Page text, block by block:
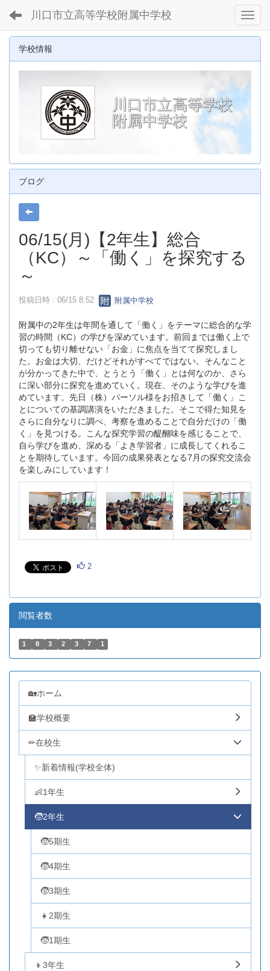
川口市立高等学校附属中学校
学校情報
川口市立高等学校
附属中学校
ブログ
06/15(月)【2年生】総合
（KC）～「働く」を探究する
～
投稿日時 : 06/15 8:52 附属中学校
附属中の2年生は年間を通して「働く」をテーマに総合的な学
習の時間（KC）の学びを深めています。前回までは働く上で
切っても切り離せない「お金」に焦点を当てて探究しまし
た。お金は大切、だけどそれがすべてではない。そんなこと
が分かってきた中で、とうとう「働く」とは何なのか、さら
に深い部分に探究を進めていく。現在、そのような学びを進
めています。先日（株）パーソル様をお招きして「働く」こ
とについての基調講演をいただきました。そこで得た知見を
さらに自分なりに調べ、考察を進めることで自分だけの「働
く」を見つける。こんな探究学習の醍醐味を感じることで、
自ら学びを進め、深める「よき学習者」に成長してくれるこ
とを期待しています。今回の成果発表となる7月の探究交流会
を楽しみにしています！
2
閲覧者数
1 8 3 2 3 7 1
🏡ホーム
🏫学校概要
✏在校生
✨新着情報(学校全体)
👶1年生
🧒2年生
🧒5期生
🧒4期生
🧒3期生
👧2期生
🧒1期生
👦3年生